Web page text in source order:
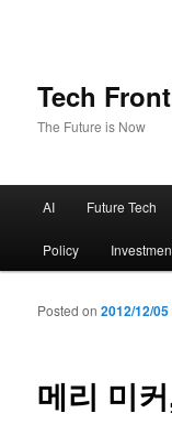
Tech
The Future is Now
Skip to primary
Skip to
AI Future Tech
Policy
메리 미
Posted on2012/12/05